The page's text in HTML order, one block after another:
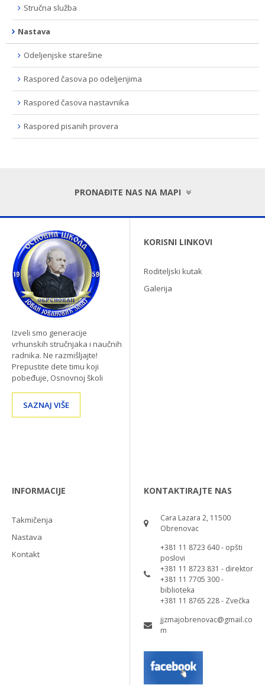
Stručna služba
Nastava
Odeljenjske starešine
Raspored časova po odeljenjima
Raspored časova nastavnika
Raspored pisanih provera
PRONAĐITE NAS NA MAPI
Izveli smo generacije
vrhunskih stručnjaka i naučnih
radnika. Ne razmišljajte!
Prepustite dete timu koji
pobeđuje, Osnovnoj školi
SAZNAJ VIŠE
KORISNI LINKOVI
Roditeljski kutak
Galerija
INFORMACIJE
Takmičenja
Nastava
Kontakt
KONTAKTIRAJTE NAS
Cara Lazara 2, 11500
Obrenovac
+381 11 8723 640 - opšti
poslovi
+381 11 8723 831 - direktor
+381 11 7705 300 -
biblioteka
+381 11 8765 228 - Zvečka
jjzmajobrenovac@gmail.co
m